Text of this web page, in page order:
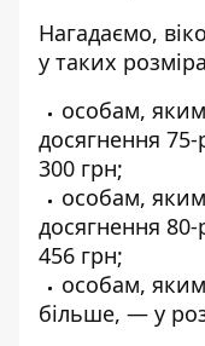
Нагадаємо,
у таких
особам,
досягнення 75-
300 грн;
особам,
досягнення 80-
456 грн;
особам,
більше, — у